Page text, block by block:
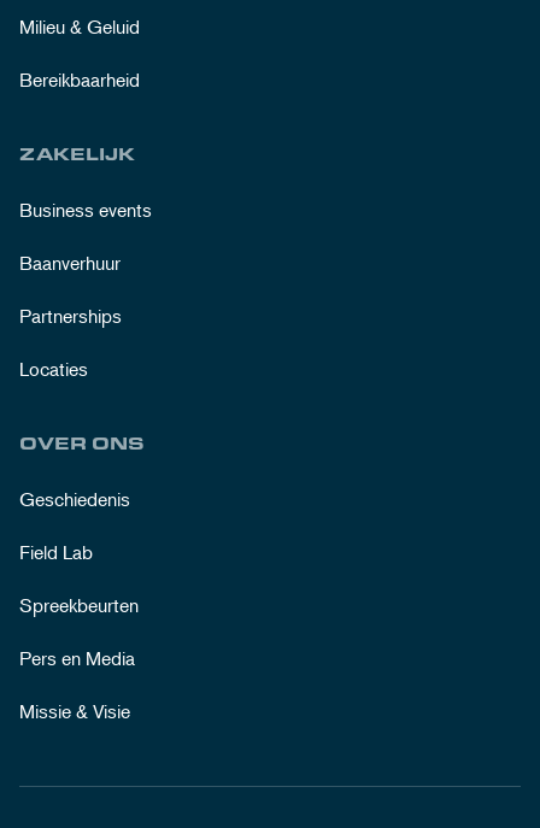
Milieu & Geluid
Bereikbaarheid
ZAKELIJK
Business events
Baanverhuur
Partnerships
Locaties
OVER ONS
Geschiedenis
Field Lab
Spreekbeurten
Pers en Media
Missie & Visie